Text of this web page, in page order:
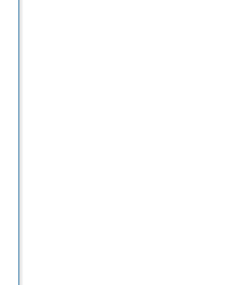
средств